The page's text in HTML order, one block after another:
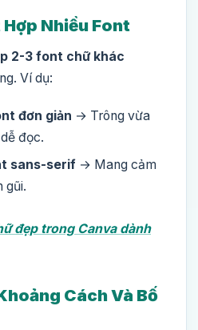
Nhiều Font
2-3 font chữ khác
Ví dụ:
đơn giản → Trông vừa
đọc.
sans-serif → Mang cảm
gũi.
đẹp trong Canva dành
Cách Và Bố